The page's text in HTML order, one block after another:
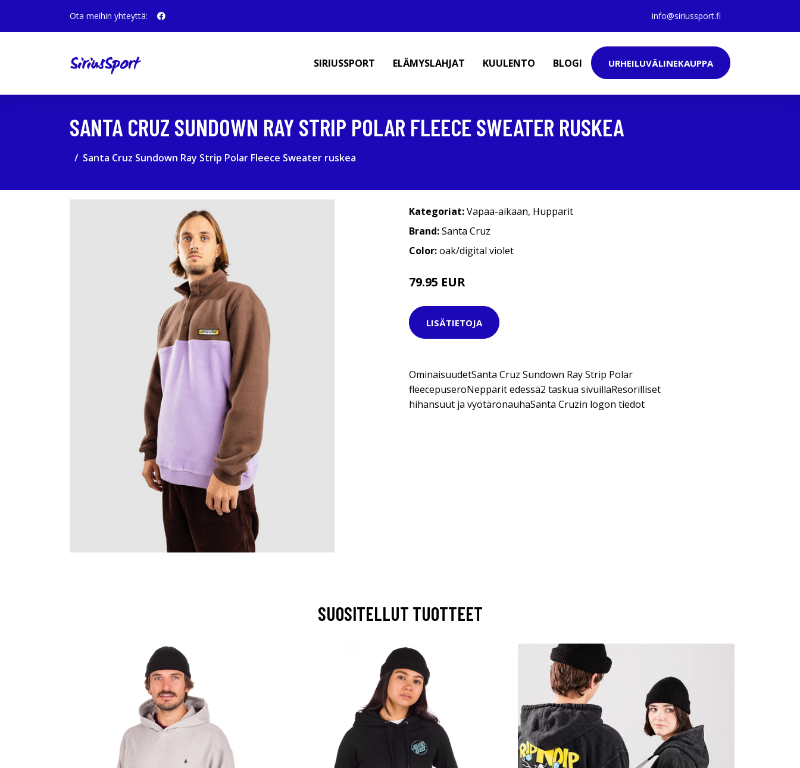
Ota meihin yhteyttä: info@siriussport.fi
SIRIUSSPORT ELÄMYSLAHJAT KUULENTO BLOGI URHEILUVÄLINEKAUPPA
SANTA CRUZ SUNDOWN RAY STRIP POLAR FLEECE SWEATER RUSKEA
Santa Cruz Sundown Ray Strip Polar Fleece Sweater ruskea
Kategoriat:Vapaa-aikaan, Hupparit
Brand:Santa Cruz
Color:oak/digital violet
79.95 EUR
LISÄTIETOJA
OminaisuudetSanta Cruz Sundown Ray Strip Polar
fleecepuseroNepparit edessä2 taskua sivuillaResorilliset
hihansuut ja vyötärönauhaSanta Cruzin logon tiedot
SUOSITELLUT TUOTTEET